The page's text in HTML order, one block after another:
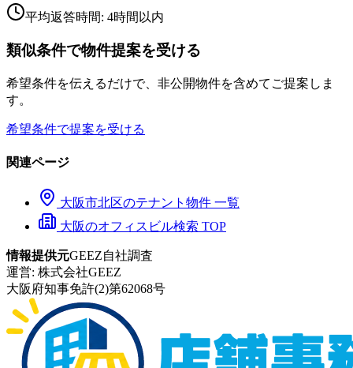
平均返答時間: 4時間以内
類似条件で物件提案を受ける
希望条件を伝えるだけで、非公開物件を含めてご提案しま
す。
希望条件で提案を受ける
関連ページ
大阪市北区のテナント物件 一覧
大阪のオフィスビル検索 TOP
情報提供元GEEZ自社調査
運営: 株式会社GEEZ
大阪府知事免許(2)第62068号